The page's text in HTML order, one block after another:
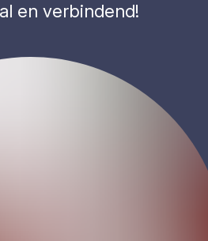
en verbindend!